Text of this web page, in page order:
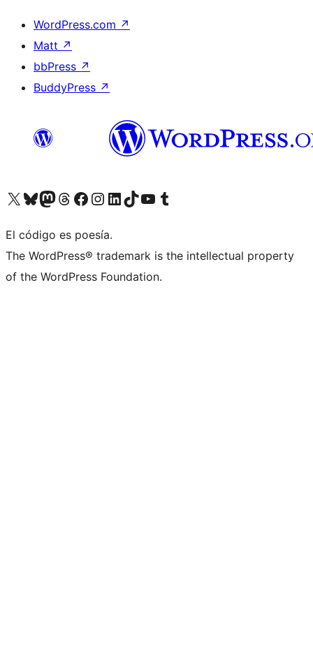
WordPress.com ↗
Matt ↗
bbPress ↗
BuddyPress ↗
Visita nuestra cuenta de X (anteriormente Twitter)
Visita nuestra cuenta de Bluesky
Visita nuestra cuenta de Mastodon
Visita nuestra cuenta de Threads
Visita nuestra página de Facebook
Visita nuestra cuenta de Instagram
Visita nuestra cuenta de LinkedIn
Visita nuestra cuenta de TikTok
Visita nuestro canal de YouTube
Visita nuestra cuenta de Tumblr
El código es poesía.
The WordPress® trademark is the intellectual property
of the WordPress Foundation.